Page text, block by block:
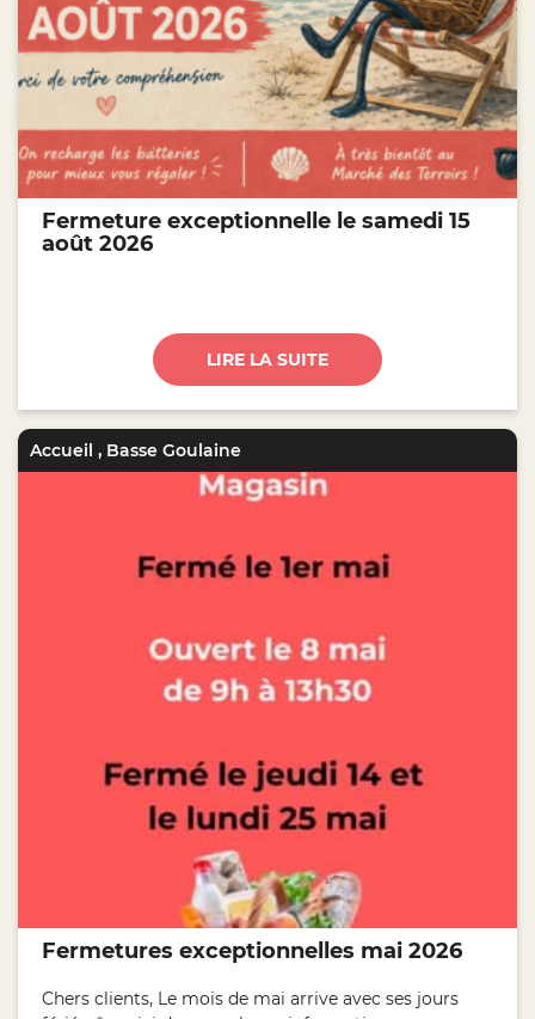
Fermeture exceptionnelle le samedi 15
août 2026
LIRE LA SUITE
Accueil , Basse Goulaine
Fermetures exceptionnelles mai 2026
Chers clients, Le mois de mai arrive avec ses jours